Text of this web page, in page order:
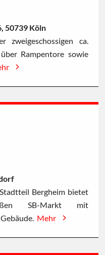
50739 Köln
zweigeschossigen ca.
Rampentore sowie
Bergheim bietet
SB-Markt mit
Mehr